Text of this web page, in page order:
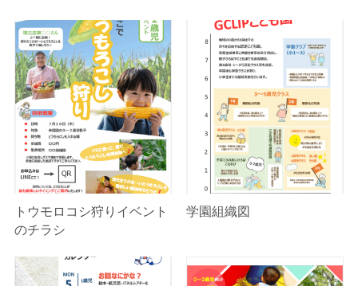
トウモロコシ狩りイベント
のチラシ
学園組織図